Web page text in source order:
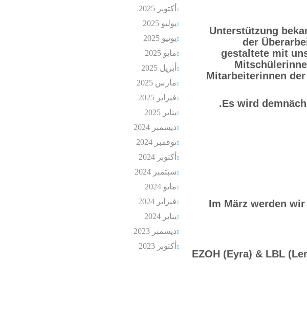
Unterstützung
der
gestaltete mit
Mitarbeiterinnen
Es wird
Im März werden
EZOH (Eyra) & LBL
أكتوبر 2025
يوليو 2025
يونيو 2025
مايو 2025
أبريل 2025
مارس 2025
فبراير 2025
يناير 2025
ديسمبر 2024
نوفمبر 2024
أكتوبر 2024
سبتمبر 2024
مايو 2024
فبراير 2024
يناير 2024
ديسمبر 2023
أكتوبر 2023